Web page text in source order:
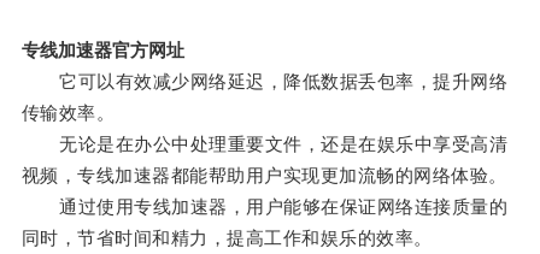
专线加速器官方网址
它可以有效减少网络延迟，降低数据丢包率，提升网络
传输效率。
无论是在办公中处理重要文件，还是在娱乐中享受高清
视频，专线加速器都能帮助用户实现更加流畅的网络体验。
通过使用专线加速器，用户能够在保证网络连接质量的
同时，节省时间和精力，提高工作和娱乐的效率。